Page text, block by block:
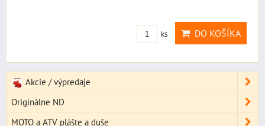
ks DO KOŠÍKA
Akcie / výpredaje
Originálne ND
MOTO a ATV plášte a duše